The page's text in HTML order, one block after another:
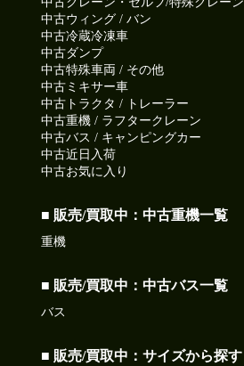
中古ウィング / バン
中古冷蔵冷凍車
中古ダンプ
中古特殊車両 / その他
中古ミキサー車
中古トラクタ / トレーラー
中古重機 / ラフタークレーン
中古バス / キャンピングカー
中古近日入荷
中古お気に入り
■ 販売/買取中：中古重機一覧
重機
■ 販売/買取中：中古バス一覧
バス
■ 販売/買取中：サイズから探す